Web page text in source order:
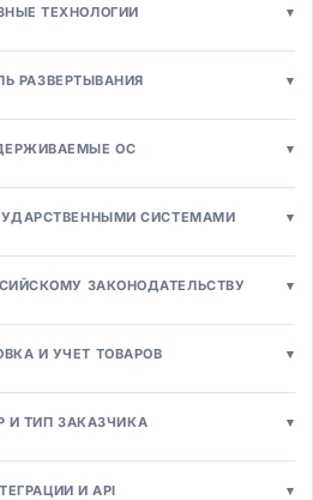
sourcing)
(APS)
ТЕХНОЛОГИИ ▾
РАЗВЕРТЫВАНИЯ ▾
ОС ▾
СИСТЕМАМИ ▾
ЗАКОНОДАТЕЛЬСТВУ ▾
И УЧЕТ ТОВАРОВ ▾
И ТИП ЗАКАЗЧИКА ▾
И API ▾